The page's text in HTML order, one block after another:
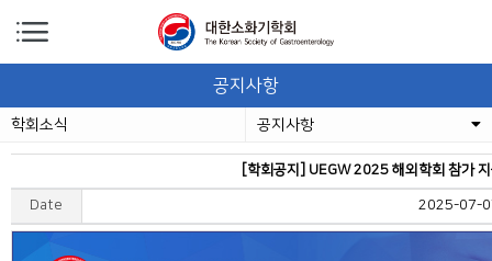
공지사항
학회소식 공지사항
[학회공지] UEGW 2025 해외학회 참가
Date 2025-07-